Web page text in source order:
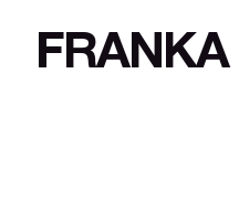
FRANKA